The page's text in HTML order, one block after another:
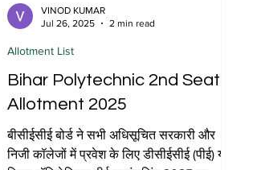
Bihar Polytechnic 2nd Seat
Allotment 2025
बीसीईसीई बोर्ड ने सभी अधिसूचित सरकारी और
निजी कॉलेजों में प्रवेश के लिए डीसीईसीई (पीई) या
Allotment List
VINOD KUMAR
Jul 26, 2025
2 min read